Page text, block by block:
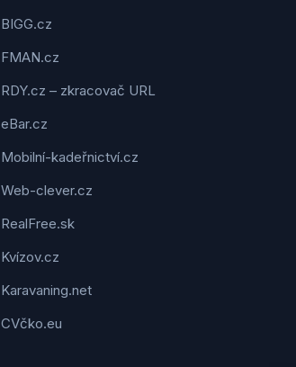
BIGG.cz
FMAN.cz
RDY.cz – zkracovač URL
eBar.cz
Mobilní-kadeřnictví.cz
Web-clever.cz
RealFree.sk
Kvízov.cz
Karavaning.net
CVčko.eu